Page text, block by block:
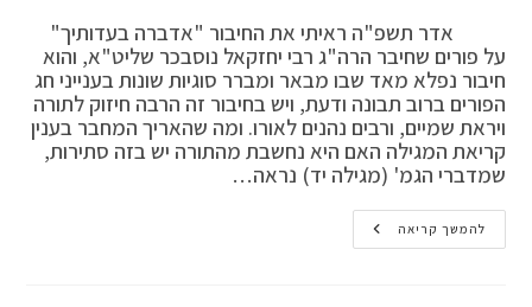
אדר תשפ"ה ראיתי את החיבור "אדברה בעדותיך"
על פורים שחיבר הרה"ג רבי יחזקאל נוסבכר שליט"א, והוא
חיבור נפלא מאד שבו מבאר ומברר סוגיות שונות בענייני חג
הפורים ברוב תבונה ודעת, ויש בחיבור זה הרבה חיזוק לתורה
ויראת שמיים, ורבים נהנים לאורו. ומה שהאריך המחבר בענין
קריאת המגילה האם היא נחשבת מהתורה יש בזה סתירות,
שמדברי הגמ' (מגילה יד) נראה…
להמשך קריאה האם
חיוב